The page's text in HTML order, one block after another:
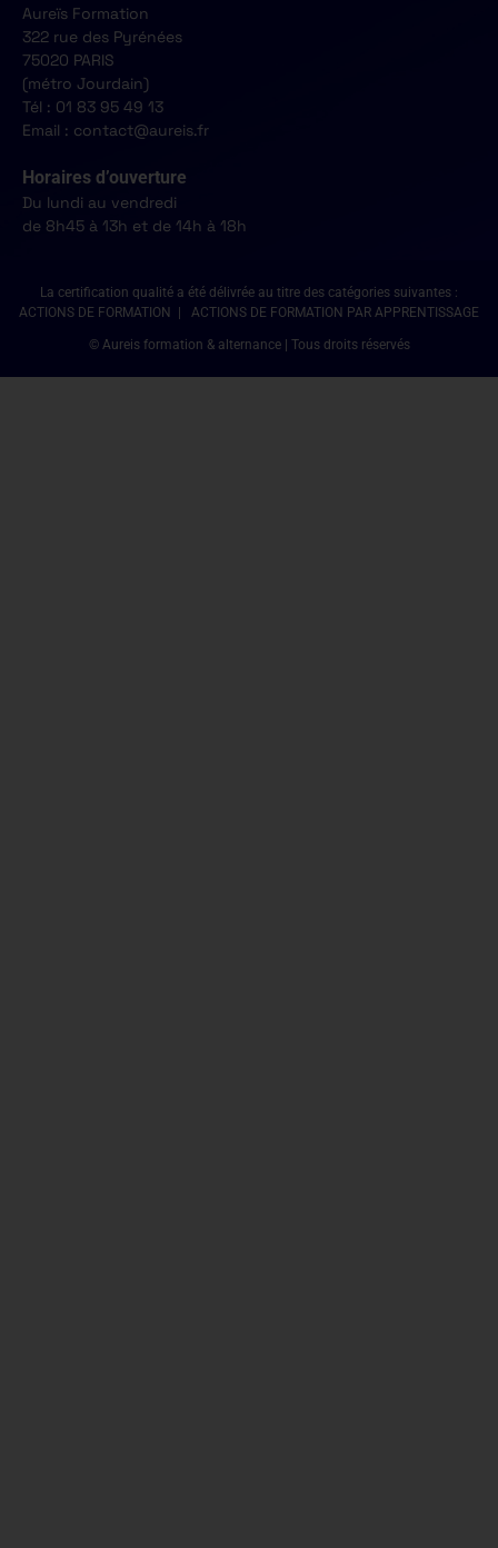
Aureïs Formation
322 rue des Pyrénées
75020 PARIS
(métro Jourdain)
Tél : 01 83 95 49 13
Email : contact@aureis.fr
Horaires d’ouverture
Du lundi au vendredi
de 8h45 à 13h et de 14h à 18h
La certification qualité a été délivrée au titre des catégories suivantes :
ACTIONS DE FORMATION | ACTIONS DE FORMATION PAR APPRENTISSAGE
© Aureis formation & alternance | Tous droits réservés